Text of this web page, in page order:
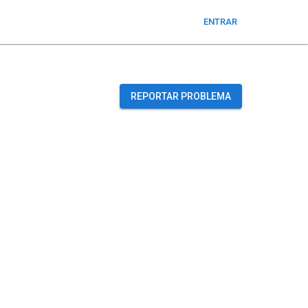
ENTRAR
REPORTAR PROBLEMA